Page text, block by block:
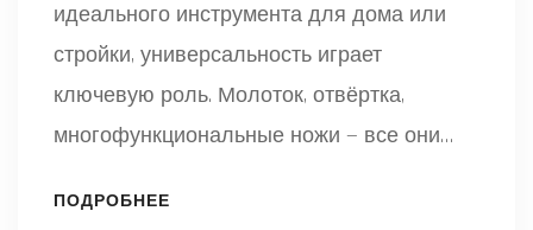
идеального инструмента для дома или
стройки, универсальность играет
ключевую роль. Молоток, отвёртка,
многофункциональные ножи — все они
по-настоящему незаменим? Исследуем
ПОДРОБНЕЕ